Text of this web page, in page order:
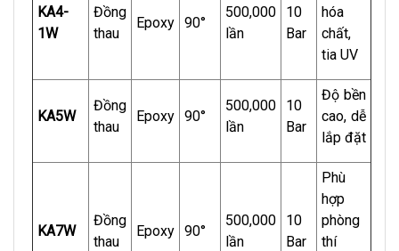
KA4-
1W
Đồng
thau
Epoxy 90°
500,000
lần
10
Bar
hóa
chất,
tia UV
KA5W
Đồng
thau
Epoxy 90°
500,000
lần
10
Bar
Độ bền
cao, dễ
lắp đặt
KA7W
Đồng
thau
Epoxy 90°
500,000
lần
10
Bar
Phù
hợp
phòng
thí